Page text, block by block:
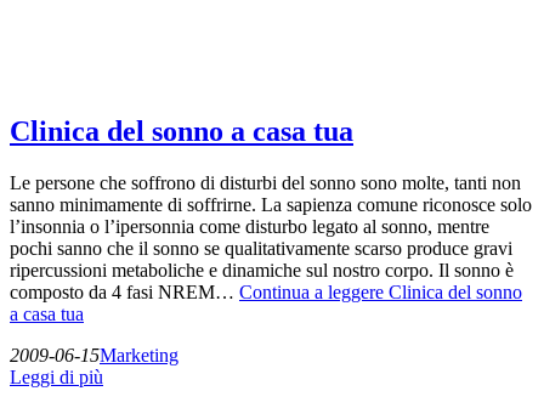
Clinica del sonno a casa tua
Le persone che soffrono di disturbi del sonno sono molte, tanti non
sanno minimamente di soffrirne. La sapienza comune riconosce solo
l’insonnia o l’ipersonnia come disturbo legato al sonno, mentre
pochi sanno che il sonno se qualitativamente scarso produce gravi
ripercussioni metaboliche e dinamiche sul nostro corpo. Il sonno è
composto da 4 fasi NREM… Continua a leggere Clinica del sonno
a casa tua
2009-06-15Marketing
Leggi di più